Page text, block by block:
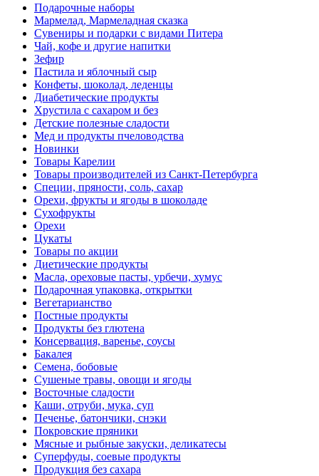
Подарочные наборы
Мармелад, Мармеладная сказка
Сувениры и подарки с видами Питера
Чай, кофе и другие напитки
Зефир
Пастила и яблочный сыр
Конфеты, шоколад, леденцы
Диабетические продукты
Хрустила с сахаром и без
Детские полезные сладости
Мед и продукты пчеловодства
Новинки
Товары Карелии
Товары производителей из Санкт-Петербурга
Специи, пряности, соль, сахар
Орехи, фрукты и ягоды в шоколаде
Сухофрукты
Орехи
Цукаты
Товары по акции
Диетические продукты
Масла, ореховые пасты, урбечи, хумус
Подарочная упаковка, открытки
Вегетарианство
Постные продукты
Продукты без глютена
Консервация, варенье, соусы
Бакалея
Семена, бобовые
Сушеные травы, овощи и ягоды
Восточные сладости
Каши, отруби, мука, суп
Печенье, батончики, снэки
Покровские пряники
Мясные и рыбные закуски, деликатесы
Суперфуды, соевые продукты
Продукция без сахара